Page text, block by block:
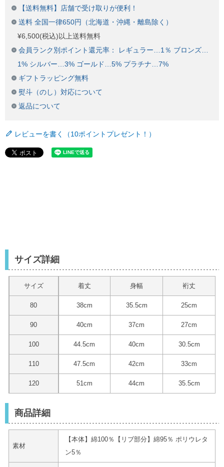
【送料無料】店舗で受け取りが便利！
送料 全国一律650円（北海道・沖縄・離島除く）
¥6,500(税込)以上送料無料
会員ランク別ポイント還元率： レギュラー…1％ ブロンズ…
1% シルバー…3% ゴールド…5% プラチナ…7%
ギフトラッピング無料
熨斗（のし）対応について
返品について
レビューを書く（10ポイントプレゼント！）
サイズ詳細
サイズ 着丈 身幅 裄丈
80 38cm 35.5cm 25cm
90 40cm 37cm 27cm
100 44.5cm 40cm 30.5cm
110 47.5cm 42cm 33cm
120 51cm 44cm 35.5cm
商品詳細
素材
【本体】綿100％【リブ部分】綿95％ ポリウレタ
ン5％